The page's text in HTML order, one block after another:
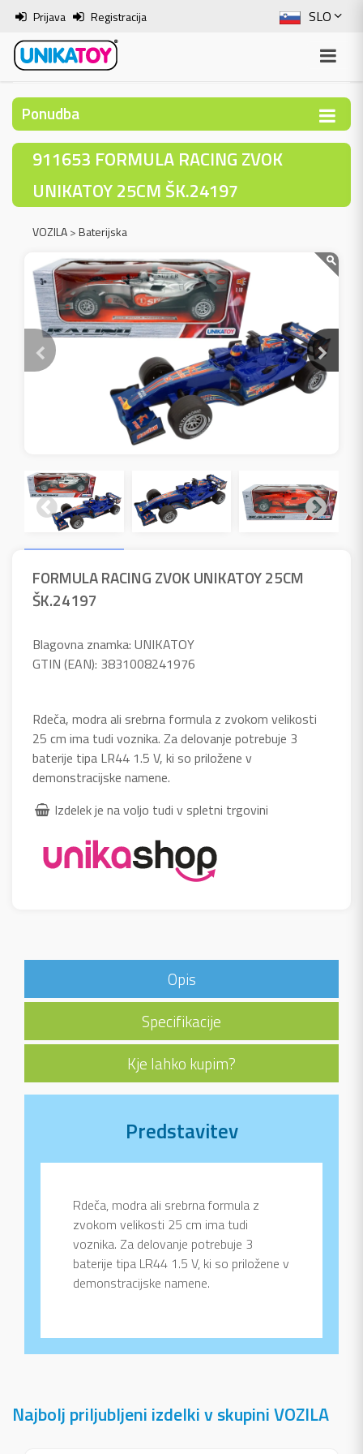
SLO
ENG
ITA
Prijava Registracija
Ponudba
911653 FORMULA RACING ZVOK
UNIKATOY 25CM ŠK.24197
VOZILA>Baterijska
FORMULA RACING ZVOK UNIKATOY 25CM
ŠK.24197
Blagovna znamka: UNIKATOY
GTIN (EAN): 3831008241976
Rdeča, modra ali srebrna formula z zvokom velikosti
25 cm ima tudi voznika. Za delovanje potrebuje 3
baterije tipa LR44 1.5 V, ki so priložene v
demonstracijske namene.
Izdelek je na voljo tudi v spletni trgovini
Opis
Specifikacije
Kje lahko kupim?
Predstavitev
Rdeča, modra ali srebrna formula z
zvokom velikosti 25 cm ima tudi
voznika. Za delovanje potrebuje 3
baterije tipa LR44 1.5 V, ki so priložene v
demonstracijske namene.
Najbolj priljubljeni izdelki v skupini VOZILA